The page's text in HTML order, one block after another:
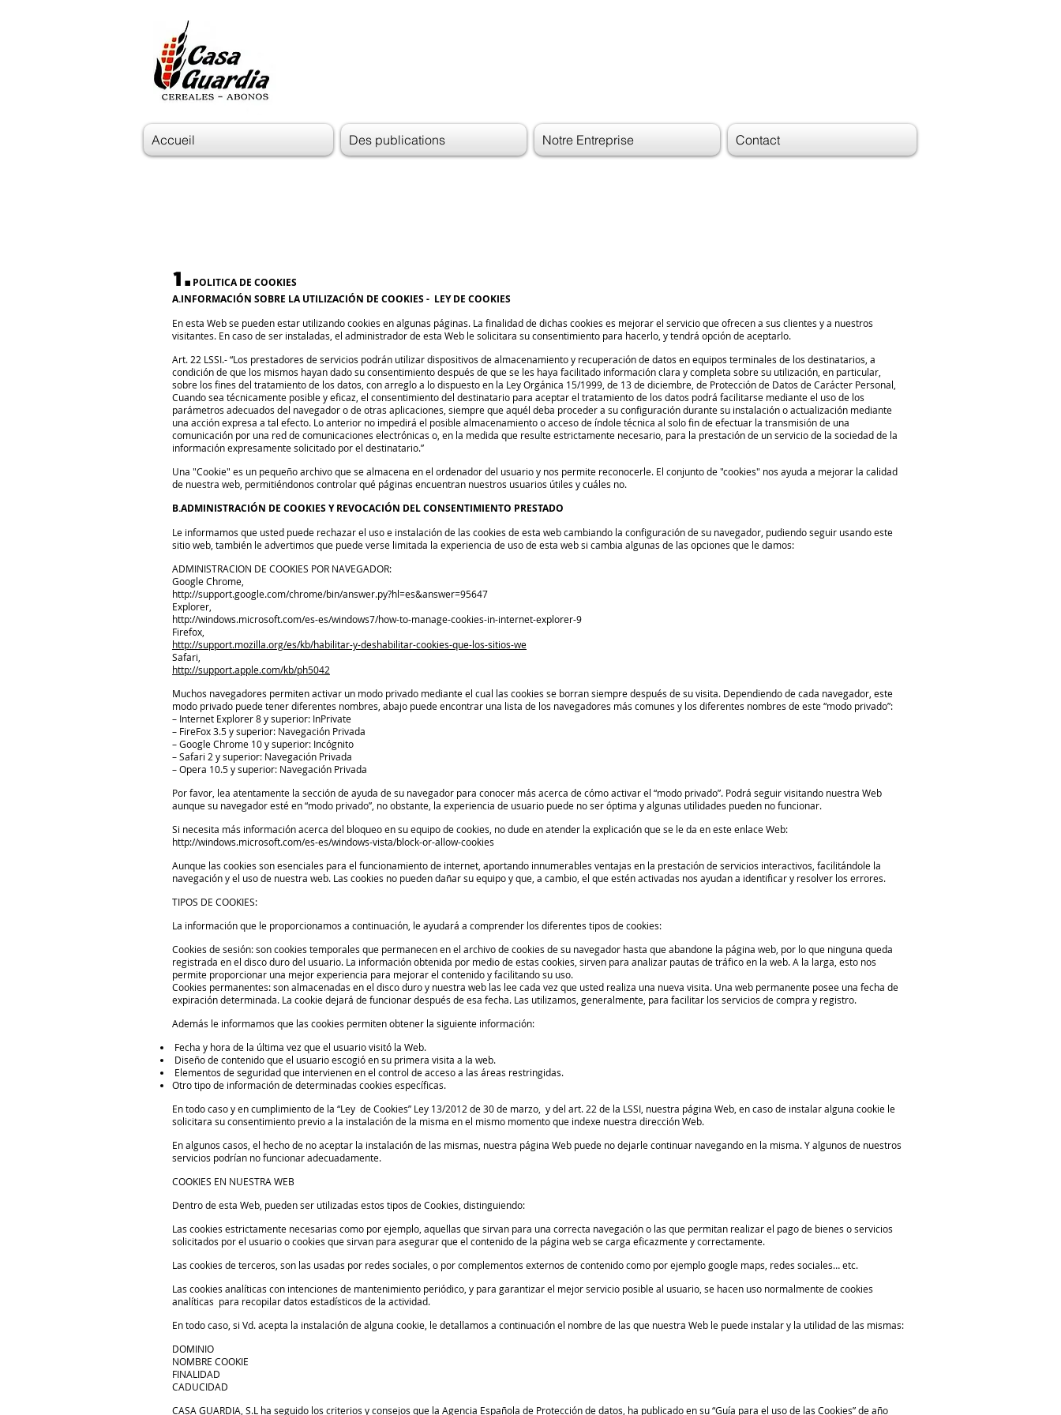
Accueil Des publications Notre Entreprise Contact
1. POLITICA DE COOKIES
A.INFORMACIÓN SOBRE LA UTILIZACIÓN DE COOKIES - LEY DE COOKIES
En esta Web se pueden estar utilizando cookies en algunas páginas. La finalidad de dichas cookies es mejorar el servicio que ofrecen a sus clientes y a nuestros
visitantes. En caso de ser instaladas, el administrador de esta Web le solicitara su consentimiento para hacerlo, y tendrá opción de aceptarlo.
Art. 22 LSSI.- “Los prestadores de servicios podrán utilizar dispositivos de almacenamiento y recuperación de datos en equipos terminales de los destinatarios, a
condición de que los mismos hayan dado su consentimiento después de que se les haya facilitado información clara y completa sobre su utilización, en particular,
sobre los fines del tratamiento de los datos, con arreglo a lo dispuesto en la Ley Orgánica 15/1999, de 13 de diciembre, de Protección de Datos de Carácter Personal,
Cuando sea técnicamente posible y eficaz, el consentimiento del destinatario para aceptar el tratamiento de los datos podrá facilitarse mediante el uso de los
parámetros adecuados del navegador o de otras aplicaciones, siempre que aquél deba proceder a su configuración durante su instalación o actualización mediante
una acción expresa a tal efecto. Lo anterior no impedirá el posible almacenamiento o acceso de índole técnica al solo fin de efectuar la transmisión de una
comunicación por una red de comunicaciones electrónicas o, en la medida que resulte estrictamente necesario, para la prestación de un servicio de la sociedad de la
información expresamente solicitado por el destinatario.”
Una "Cookie" es un pequeño archivo que se almacena en el ordenador del usuario y nos permite reconocerle. El conjunto de "cookies" nos ayuda a mejorar la calidad
de nuestra web, permitiéndonos controlar qué páginas encuentran nuestros usuarios útiles y cuáles no.
B.ADMINISTRACIÓN DE COOKIES Y REVOCACIÓN DEL CONSENTIMIENTO PRESTADO
Le informamos que usted puede rechazar el uso e instalación de las cookies de esta web cambiando la configuración de su navegador, pudiendo seguir usando este
sitio web, también le advertimos que puede verse limitada la experiencia de uso de esta web si cambia algunas de las opciones que le damos:
ADMINISTRACION DE COOKIES POR NAVEGADOR:
Google Chrome,
http://support.google.com/chrome/bin/answer.py?hl=es&answer=95647
Explorer,
http://windows.microsoft.com/es-es/windows7/how-to-manage-cookies-in-internet-explorer-9
Firefox,
http://support.mozilla.org/es/kb/habilitar-y-deshabilitar-cookies-que-los-sitios-we
Safari,
http://support.apple.com/kb/ph5042
Muchos navegadores permiten activar un modo privado mediante el cual las cookies se borran siempre después de su visita. Dependiendo de cada navegador, este
modo privado puede tener diferentes nombres, abajo puede encontrar una lista de los navegadores más comunes y los diferentes nombres de este “modo privado”:
– Internet Explorer 8 y superior: InPrivate
– FireFox 3.5 y superior: Navegación Privada
– Google Chrome 10 y superior: Incógnito
– Safari 2 y superior: Navegación Privada
– Opera 10.5 y superior: Navegación Privada
Por favor, lea atentamente la sección de ayuda de su navegador para conocer más acerca de cómo activar el “modo privado”. Podrá seguir visitando nuestra Web
aunque su navegador esté en “modo privado”, no obstante, la experiencia de usuario puede no ser óptima y algunas utilidades pueden no funcionar.
Si necesita más información acerca del bloqueo en su equipo de cookies, no dude en atender la explicación que se le da en este enlace Web:
http://windows.microsoft.com/es-es/windows-vista/block-or-allow-cookies
Aunque las cookies son esenciales para el funcionamiento de internet, aportando innumerables ventajas en la prestación de servicios interactivos, facilitándole la
navegación y el uso de nuestra web. Las cookies no pueden dañar su equipo y que, a cambio, el que estén activadas nos ayudan a identificar y resolver los errores.
TIPOS DE COOKIES:
La información que le proporcionamos a continuación, le ayudará a comprender los diferentes tipos de cookies:
Cookies de sesión: son cookies temporales que permanecen en el archivo de cookies de su navegador hasta que abandone la página web, por lo que ninguna queda
registrada en el disco duro del usuario. La información obtenida por medio de estas cookies, sirven para analizar pautas de tráfico en la web. A la larga, esto nos
permite proporcionar una mejor experiencia para mejorar el contenido y facilitando su uso.
Cookies permanentes: son almacenadas en el disco duro y nuestra web las lee cada vez que usted realiza una nueva visita. Una web permanente posee una fecha de
expiración determinada. La cookie dejará de funcionar después de esa fecha. Las utilizamos, generalmente, para facilitar los servicios de compra y registro.
Además le informamos que las cookies permiten obtener la siguiente información:
Fecha y hora de la última vez que el usuario visitó la Web.
Diseño de contenido que el usuario escogió en su primera visita a la web.
Elementos de seguridad que intervienen en el control de acceso a las áreas restringidas.
Otro tipo de información de determinadas cookies específicas.
En todo caso y en cumplimiento de la “Ley de Cookies” Ley 13/2012 de 30 de marzo, y del art. 22 de la LSSI, nuestra página Web, en caso de instalar alguna cookie le
solicitara su consentimiento previo a la instalación de la misma en el mismo momento que indexe nuestra dirección Web.
En algunos casos, el hecho de no aceptar la instalación de las mismas, nuestra página Web puede no dejarle continuar navegando en la misma. Y algunos de nuestros
servicios podrían no funcionar adecuadamente.
COOKIES EN NUESTRA WEB
Dentro de esta Web, pueden ser utilizadas estos tipos de Cookies, distinguiendo:
Las cookies estrictamente necesarias como por ejemplo, aquellas que sirvan para una correcta navegación o las que permitan realizar el pago de bienes o servicios
solicitados por el usuario o cookies que sirvan para asegurar que el contenido de la página web se carga eficazmente y correctamente.
Las cookies de terceros, son las usadas por redes sociales, o por complementos externos de contenido como por ejemplo google maps, redes sociales… etc.
Las cookies analíticas con intenciones de mantenimiento periódico, y para garantizar el mejor servicio posible al usuario, se hacen uso normalmente de cookies
analíticas para recopilar datos estadísticos de la actividad.
En todo caso, si Vd. acepta la instalación de alguna cookie, le detallamos a continuación el nombre de las que nuestra Web le puede instalar y la utilidad de las mismas:
DOMINIO
NOMBRE COOKIE
FINALIDAD
CADUCIDAD
CASA GUARDIA, S.L ha seguido los criterios y consejos que la Agencia Española de Protección de datos, ha publicado en su “Guía para el uso de las Cookies” de año